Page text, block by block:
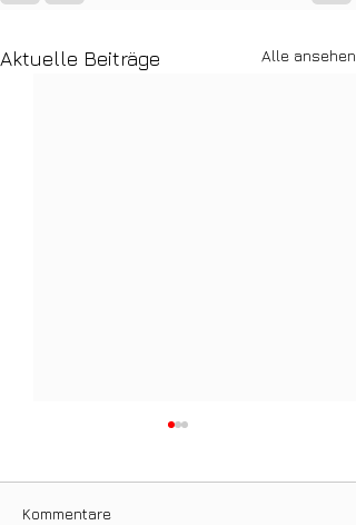
Aktuelle Beiträge Alle ansehen
Kommentare